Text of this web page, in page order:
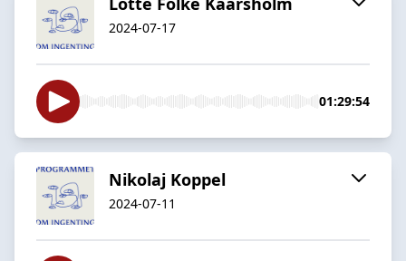
2024-07-17
01:29:54
Nikolaj Koppel
2024-07-11